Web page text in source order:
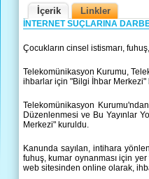
İçerik Linkler
İNTERNET SUÇLARINA
Çocukların cinsel istismarı,
Telekomünikasyon Kurumu,
ihbarlar için "Bilgi İhbar Merkezi"
Telekomünikasyon
Düzenlenmesi ve Bu Yayınlar
Merkezi" kuruldu.
Kanunda sayılan, intihara
fuhuş, kumar oynanması için
web sitesinden online olarak,